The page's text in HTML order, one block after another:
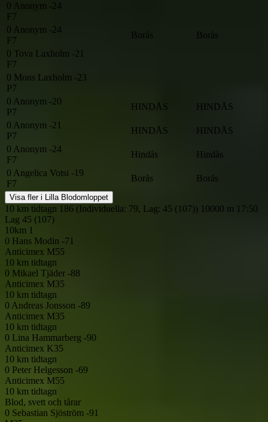
0 Anonym -24
F7
0 Anonym -24
F7
Borås
Borås
0 Tova Laxholm -21
F7
0 Mons Laxholm -23
P7
0 Anonym -20
P7
HINDÅS
HINDÅS
0 Anonym -21
P7
HINDÅS
HINDÅS
0 Anonym -24
F7
Hindås
Hindås
0 Angelica Votsi -19
F7
Borås Borås
Visa fler i Lilla Blodomloppet
10 km tidtagn 186 (Individuella: 79, Lag: 45 (107)) 10000 m 17:50
Lag 45 (107)
10km 1
0 Hans Modin -71
Anticimex M55
10 km tidtagn
0 Mikael Tjäder -88
Anticimex M35
10 km tidtagn
0 Andreas Jonsson -89
Anticimex M35
10 km tidtagn
0 Lina Hammarberg -90
Anticimex K35
10 km tidtagn
0 Peter Helgesson -69
Anticimex M55
10 km tidtagn
Blod, svett och tårar
0 Sebastian Sjöström -91